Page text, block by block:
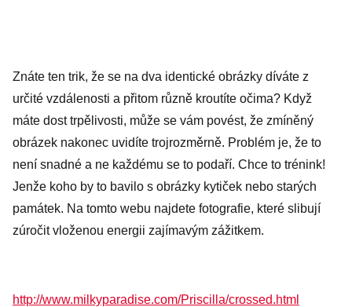
Znáte ten trik, že se na dva identické obrázky díváte z
určité vzdálenosti a přitom různě kroutíte očima? Když
máte dost trpělivosti, může se vám povést, že zmíněný
obrázek nakonec uvidíte trojrozměrně. Problém je, že to
není snadné a ne každému se to podaří. Chce to trénink!
Jenže koho by to bavilo s obrázky kytiček nebo starých
památek. Na tomto webu najdete fotografie, které slibují
zúročit vloženou energii zajímavým zážitkem.
http://www.milkyparadise.com/Priscilla/crossed.html